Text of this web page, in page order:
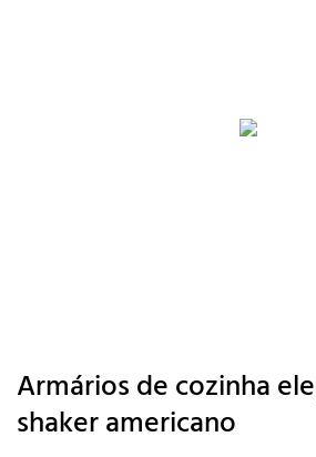
Armários de cozinha
shaker americano